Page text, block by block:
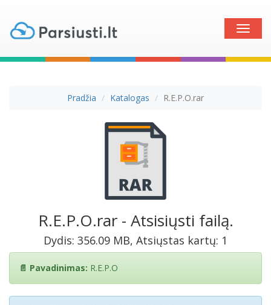
Toggle
Pradžia Katalogas R.E.P.O.rar
R.E.P.O.rar - Atsisiųsti failą.
Dydis: 356.09 MB, Atsiųstas kartų: 1
📄 Pavadinimas: R.E.P.O